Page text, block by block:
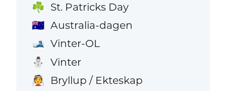
☘️ St. Patricks Day
🇦🇺 Australia-dagen
🎿 Vinter-OL
⛄ Vinter
👰 Bryllup / Ekteskap